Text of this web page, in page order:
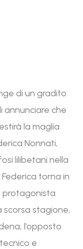
di un gradito
annunciare che
la maglia
Nonnati,
lilibetani nella
Federica torna in
protagonista
scorsa stagione,
l’opposto
e